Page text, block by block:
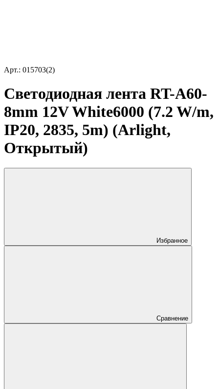
Арт.: 015703(2)
Светодиодная лента RT-A60-
8mm 12V White6000 (7.2 W/m,
IP20, 2835, 5m) (Arlight,
Открытый)
Избранное
Сравнение